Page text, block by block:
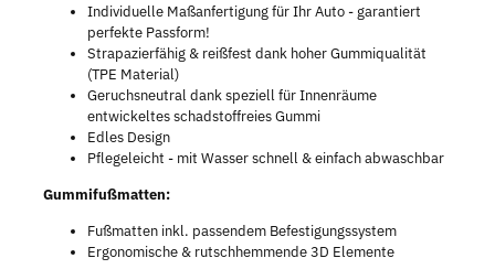
Individuelle Maßanfertigung für Ihr Auto - garantiert
perfekte Passform!
Strapazierfähig & reißfest dank hoher Gummiqualität
(TPE Material)
Geruchsneutral dank speziell für Innenräume
entwickeltes schadstoffreies Gummi
Edles Design
Pflegeleicht - mit Wasser schnell & einfach abwaschbar
Gummifußmatten:
Fußmatten inkl. passendem Befestigungssystem
Ergonomische & rutschhemmende 3D Elemente